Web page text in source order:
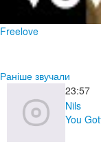
Раніше звучали
23:57
Nils
You
Freelove